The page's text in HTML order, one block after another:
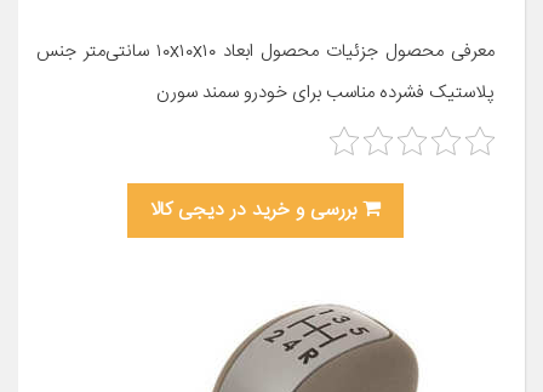
معرفی محصول جزئیات محصول ابعاد ۱۰x۱۰x۱۰ سانتی‌متر جنس
پلاستیک فشرده مناسب برای خودرو سمند سورن
بررسی و خرید در دیجی کالا